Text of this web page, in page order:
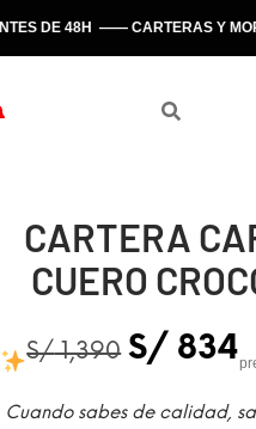
48H —— CARTERAS Y
CARTERA
CUERO
S/1,390 S/ 834
Cuando sabes de calidad,